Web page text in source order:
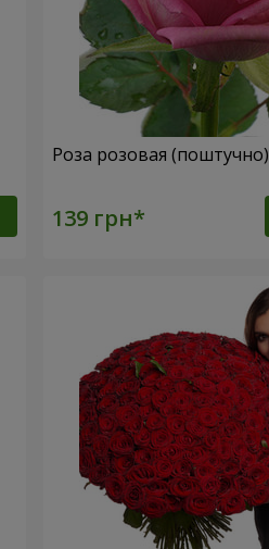
Роза розовая (поштучно)